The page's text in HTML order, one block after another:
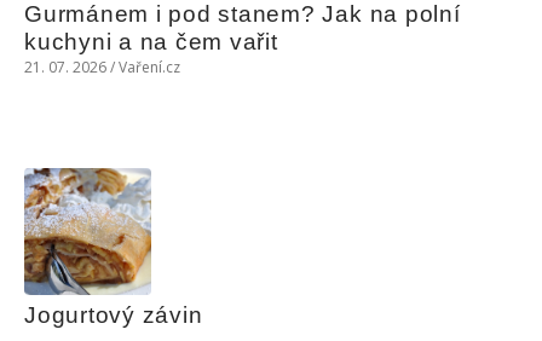
Gurmánem i pod stanem? Jak na polní
kuchyni a na čem vařit
21. 07. 2026 / Vaření.cz
Jogurtový závin